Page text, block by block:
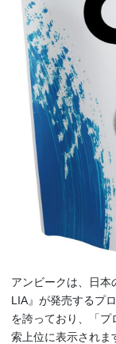
アンビークは、日本
LIA』が発売するプ
を誇っており、「プ
索上位に表示されま